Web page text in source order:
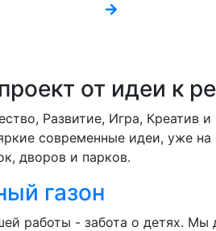
от идеи к
Развитие, Игра,
современные идеи, уже
дворов и парков.
газон
работы - забота о детях. Мы